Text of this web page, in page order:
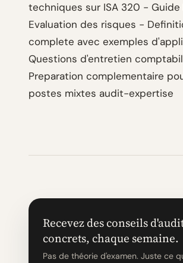
techniques sur ISA 320 - Guide
Evaluation des risques -
complete avec exemples
Questions d'entretien
Preparation complementaire
postes mixtes audit-expertise
Recevez des conseils
concrets, chaque semaine.
Pas de théorie d'examen. Juste ce